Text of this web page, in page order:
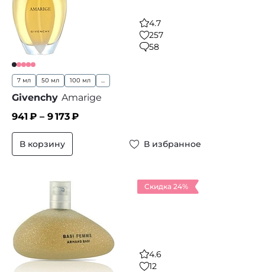
4.7
257
58
7 мл 50 мл 100 мл ...
Givenchy Amarige
941 ₽ – 9 173₽
В корзину В избранное
Скидка 24%
4.6
12